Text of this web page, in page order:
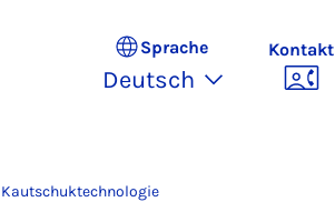
Sprache
Deutsch
Kontakt
Kautschuktechnologie